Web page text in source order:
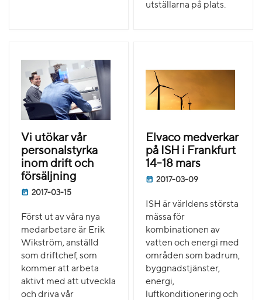
utställarna på plats.
Vi utökar vår
personalstyrka
inom drift och
försäljning
2017-03-15
Först ut av våra nya
medarbetare är Erik
Wikström, anställd
som driftchef, som
kommer att arbeta
aktivt med att utveckla
och driva vår
Elvaco medverkar
på ISH i Frankfurt
14-18 mars
2017-03-09
ISH är världens största
mässa för
kombinationen av
vatten och energi med
områden som badrum,
byggnadstjänster,
energi,
luftkonditionering och